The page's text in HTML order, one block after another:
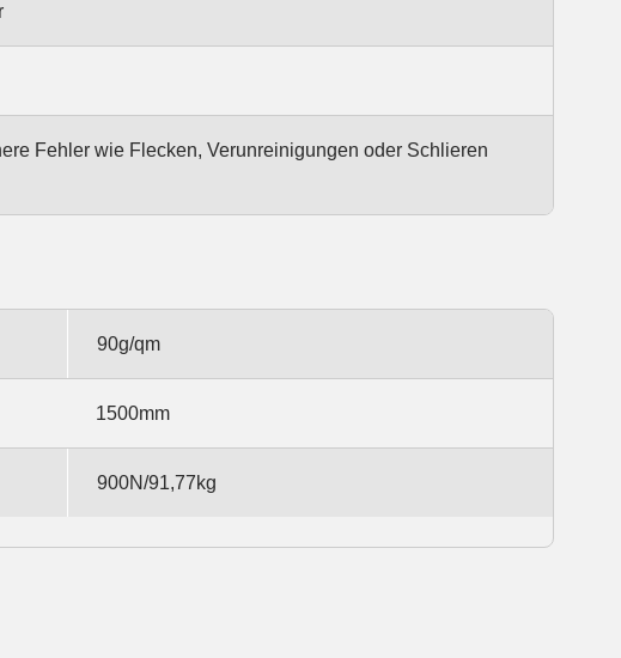
Fehler wie Flecken, Verunreinigungen oder Schlieren
90g/qm
1500mm
900N/91,77kg